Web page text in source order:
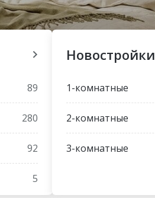
89
280
92
5
Новостройки
1-комнатные
2-комнатные
3-комнатные